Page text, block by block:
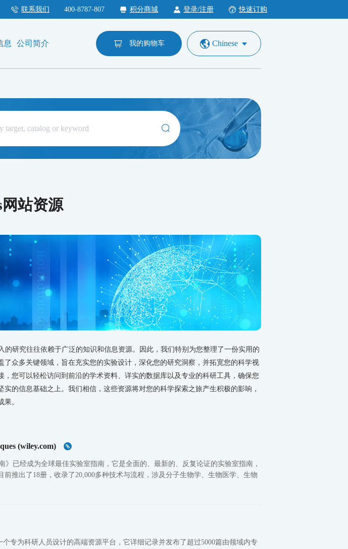
联系我们 400-8787-807 积分商城 登录/注册 快速订购
息 公司简介 我的购物车 Chinese
站资源
的研究往往依赖于广泛的知识和信息资源。因此，我们特别为您整理了一份实用的
了众多关键领域，旨在充实您的实验设计，深化您的研究洞察，并拓宽您的科学视
，您可以轻松访问到前沿的学术资料、详实的数据库以及专业的科研工具，确保您
实的信息基础之上。我们相信，这些资源将对您的科学探索之旅产生积极的影响，
。
(wiley.com)
》已经成为全球最佳实验室指南，它是全面的、最新的、反复论证的实验室指南，
前推出了18册，收录了20,000多种技术与流程，涉及分子生物学、生物医学、生物
个专为科研人员设计的高端资源平台，它详细记录并发布了超过5000篇由领域内专